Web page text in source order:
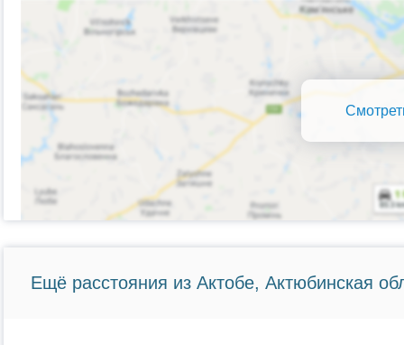
Ещё расстояния из Актобе, Актюбинская